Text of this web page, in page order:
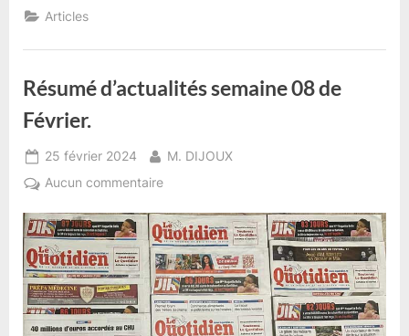
Articles
Résumé d’actualités semaine 08 de
Février.
Posted
on
25 février 2024 By
M. DIJOUX
Aucun commentairesur
d’actualités
semaine
08
de
Février.